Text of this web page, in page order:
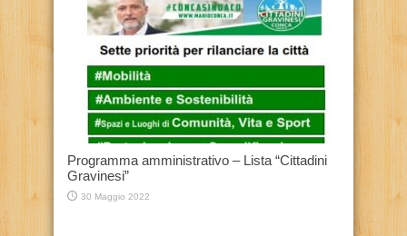
Programma amministrativo – Lista “Cittadini
Gravinesi”
30 Maggio 2022